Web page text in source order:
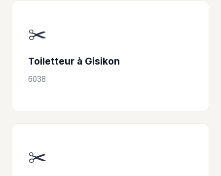
✂️
Toiletteur à Gisikon
6038
✂️